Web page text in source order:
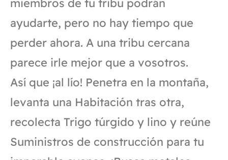
ayudarte, pero no hay tiempo que
perder ahora. A una tribu cercana
parece irle mejor que a vosotros.
Así que ¡al lío! Penetra en la montaña,
levanta una Habitación tras otra,
recolecta Trigo túrgido y lino y reúne
Suministros de construcción para tu